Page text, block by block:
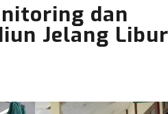
dan
Jelang Libur